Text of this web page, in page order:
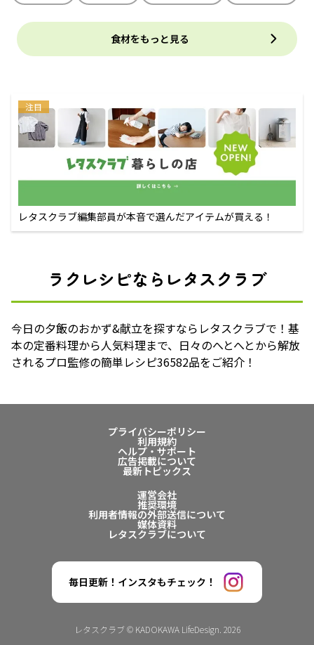
食材をもっと見る
注目
レタスクラブ編集部員が本音で選んだアイテムが買える！
ラクレシピならレタスクラブ
今日の夕飯のおかず&献立を探すならレタスクラブで！基
本の定番料理から人気料理まで、日々のへとへとから解放
されるプロ監修の簡単レシピ36582品をご紹介！
プライバシーポリシー
利用規約
ヘルプ・サポート
広告掲載について
最新トピックス
運営会社
推奨環境
利用者情報の外部送信について
媒体資料
レタスクラブについて
毎日更新！インスタもチェック！
レタスクラブ © KADOKAWA LifeDesign. 2026